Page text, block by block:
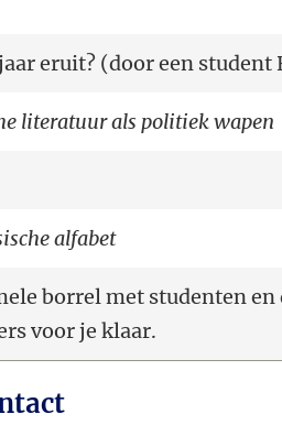
eruit? (door een student
literatuur als politiek wapen
alfabet
borrel met studenten en
voor je klaar.